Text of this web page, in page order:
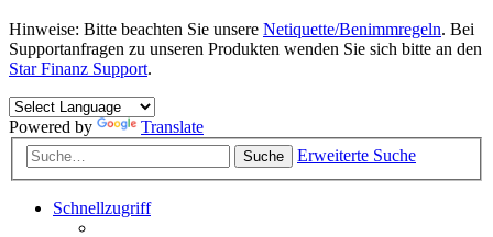
Hinweise: Bitte beachten Sie unsere Netiquette/Benimmregeln. Bei
Supportanfragen zu unseren Produkten wenden Sie sich bitte an den
Star Finanz Support.
Powered by Translate
Suche Erweiterte Suche
Schnellzugriff